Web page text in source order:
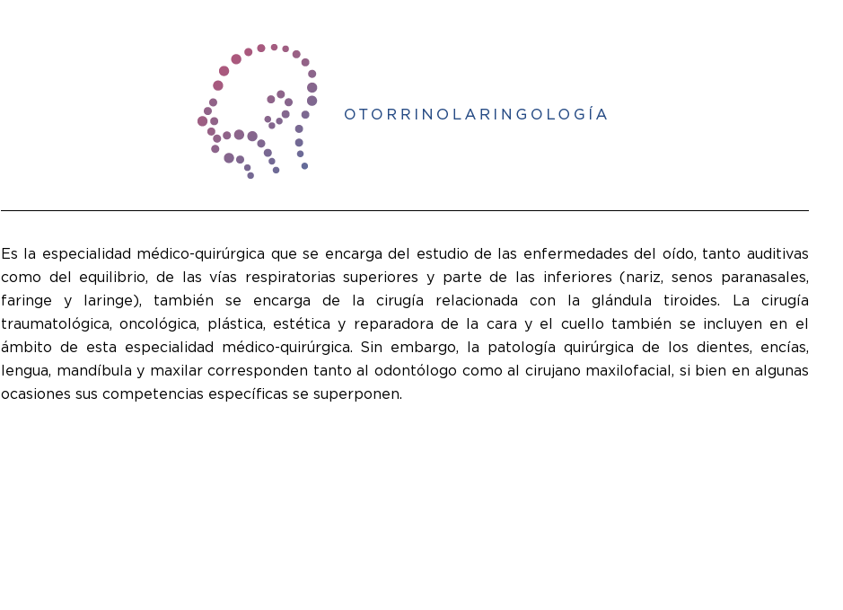
Es la especialidad médico-quirúrgica que se encarga del estudio de las enfermedades del oído, tanto auditivas
como del equilibrio, de las vías respiratorias superiores y parte de las inferiores (nariz, senos paranasales,
faringe y laringe), también se encarga de la cirugía relacionada con la glándula tiroides. La cirugía
traumatológica, oncológica, plástica, estética y reparadora de la cara y el cuello también se incluyen en el
ámbito de esta especialidad médico-quirúrgica. Sin embargo, la patología quirúrgica de los dientes, encías,
lengua, mandíbula y maxilar corresponden tanto al odontólogo como al cirujano maxilofacial,​ si bien en algunas
ocasiones sus competencias específicas se superponen.